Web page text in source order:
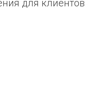
для клиентов